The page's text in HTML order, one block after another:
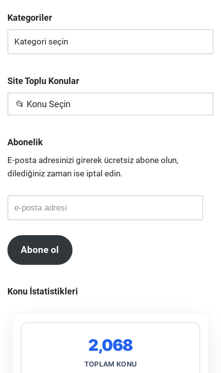
Kategoriler
Site Toplu Konular
📂 Konu Seçin
Abonelik
E-posta adresinizi girerek ücretsiz abone olun,
dilediğiniz zaman ise iptal edin.
Abone ol
Konu İstatistikleri
2,068
TOPLAM KONU